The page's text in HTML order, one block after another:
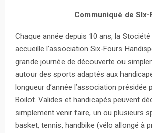
Communiqué de
Chaque année depuis 10 ans, la Stociété
accueille l’association Six-Fours
grande journée de découverte ou
autour des sports adaptés aux
longueur d’année l’association présidée
Boilot. Valides et handicapés peuvent
simplement venir faire, un ou plusieurs
basket, tennis, handbike (vélo allongé à